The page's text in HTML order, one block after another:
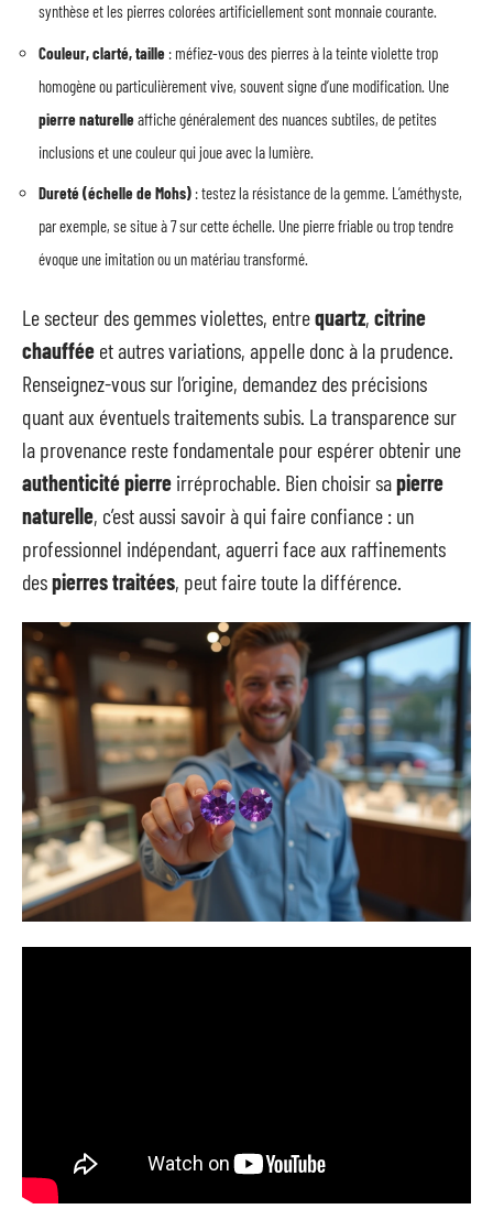
synthèse et les pierres colorées artificiellement sont monnaie courante.
Couleur, clarté, taille : méfiez-vous des pierres à la teinte violette trop
homogène ou particulièrement vive, souvent signe d’une modification. Une
pierre naturelleaffiche généralement des nuances subtiles, de petites
inclusions et une couleur qui joue avec la lumière.
Dureté (échelle de Mohs) : testez la résistance de la gemme. L’améthyste,
par exemple, se situe à 7 sur cette échelle. Une pierre friable ou trop tendre
évoque une imitation ou un matériau transformé.
Le secteur des gemmes violettes, entrequartz, citrine
chauffée et autres variations, appelle donc à la prudence.
Renseignez-vous sur l’origine, demandez des précisions
quant aux éventuels traitements subis. La transparence sur
la provenance reste fondamentale pour espérer obtenir une
authenticité pierre irréprochable. Bien choisir sapierre
naturelle, c’est aussi savoir à qui faire confiance : un
professionnel indépendant, aguerri face aux raffinements
despierres traitées, peut faire toute la différence.